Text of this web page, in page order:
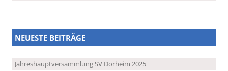
NEUESTE BEITRÄGE
Jahreshauptversammlung SV Dorheim 2025